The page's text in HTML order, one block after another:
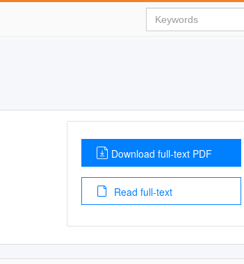
Download full-text PDF
Read full-text